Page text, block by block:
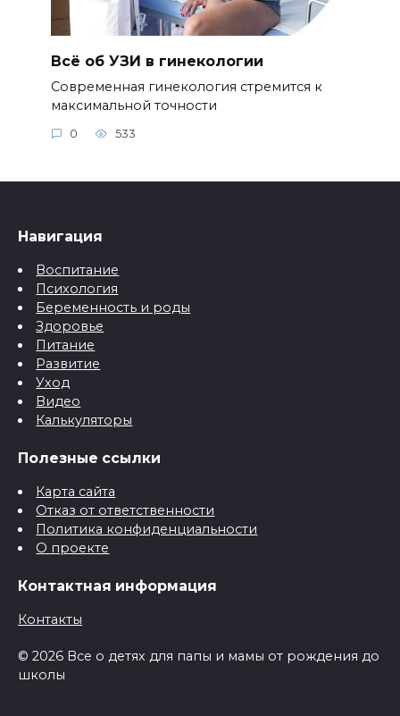
Всё об УЗИ в гинекологии
Современная гинекология стремится к
максимальной точности
0 533
Навигация
Воспитание
Психология
Беременность и роды
Здоровье
Питание
Развитие
Уход
Видео
Калькуляторы
Полезные ссылки
Карта сайта
Отказ от ответственности
Политика конфиденциальности
О проекте
Контактная информация
Контакты
© 2026 Все о детях для папы и мамы от рождения до
школы